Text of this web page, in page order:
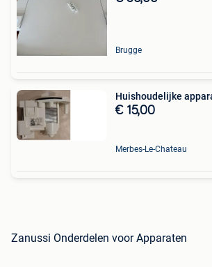
Brugge
Huishoudelijke
€ 15,00
Merbes-Le-Chateau
Zanussi Onderdelen voor Apparaten